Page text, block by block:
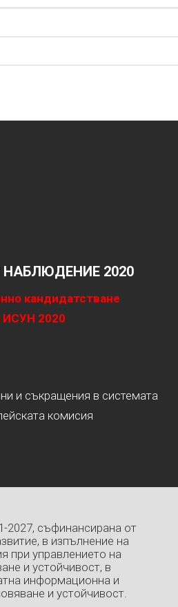
2020
кандидатстване
ИСУН 2020
и съкращения в системата
комисия
2027, съфинансирана от
в изпълнение на
при управлението на
и устойчивост, в
информационна и
и устойчивост.